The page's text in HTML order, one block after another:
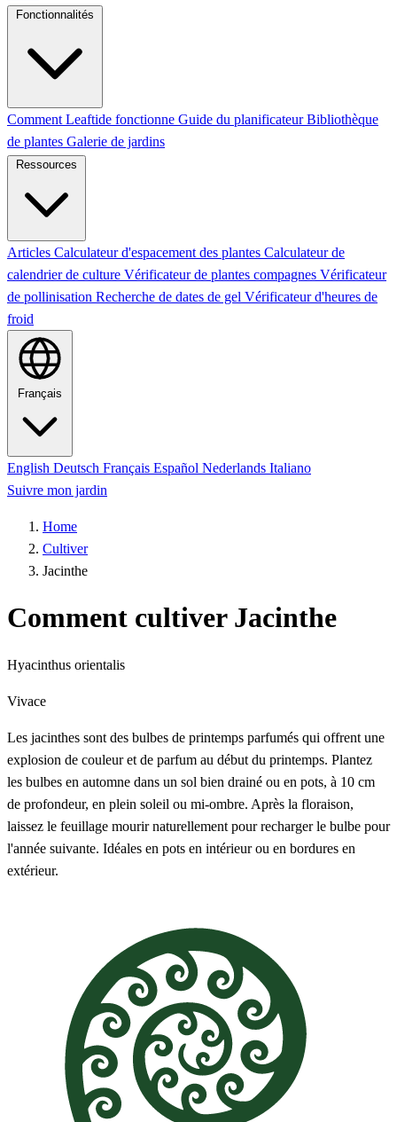
Fonctionnalités
Comment Leaftide fonctionne Guide du planificateurBibliothèque
de plantes Galerie de jardins
Ressources
Articles Calculateur d'espacement des plantes Calculateur de
calendrier de culture Vérificateur de plantes compagnes Vérificateur
de pollinisation Recherche de dates de gel Vérificateur d'heures de
froid
Français
English Deutsch Français Español Nederlands Italiano
Suivre mon jardin
Home
Cultiver
Jacinthe
Comment cultiver Jacinthe
Hyacinthus orientalis
Vivace
Les jacinthes sont des bulbes de printemps parfumés qui offrent une
explosion de couleur et de parfum au début du printemps. Plantez
les bulbes en automne dans un sol bien drainé ou en pots, à 10 cm
de profondeur, en plein soleil ou mi-ombre. Après la floraison,
laissez le feuillage mourir naturellement pour recharger le bulbe pour
l'année suivante. Idéales en pots en intérieur ou en bordures en
extérieur.